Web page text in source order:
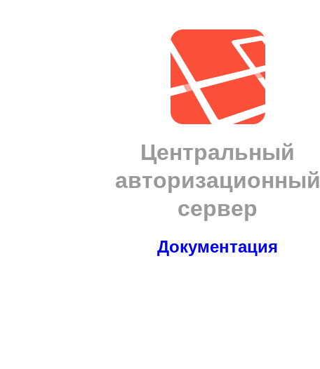
Центральный
авторизационный
сервер
Документация